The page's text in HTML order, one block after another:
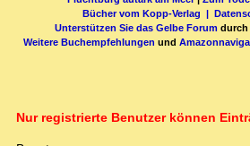
Bücher vom Kopp-Verlag |
Unterstützen Sie das Gelbe Forum durch
Weitere Buchempfehlungen und
Nur registrierte Benutzer können